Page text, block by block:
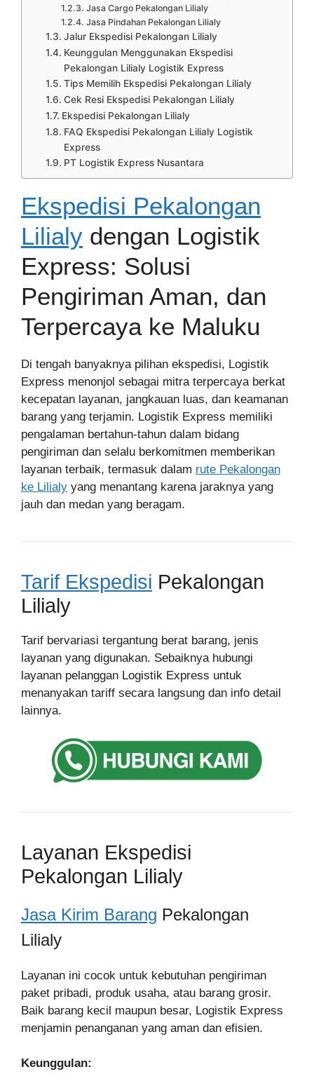
Jasa Cargo Pekalongan Lilialy
Jasa Pindahan Pekalongan Lilialy
Jalur Ekspedisi Pekalongan Lilialy
Keunggulan Menggunakan Ekspedisi
Pekalongan Lilialy Logistik Express
Tips Memilih Ekspedisi Pekalongan Lilialy
Cek Resi Ekspedisi Pekalongan Lilialy
Ekspedisi Pekalongan Lilialy
FAQ Ekspedisi Pekalongan Lilialy Logistik
Express
PT Logistik Express Nusantara
Ekspedisi Pekalongan
Lilialy dengan Logistik
Express: Solusi
Pengiriman Aman, dan
Terpercaya ke Maluku
Di tengah banyaknya pilihan ekspedisi, Logistik
Express menonjol sebagai mitra terpercaya berkat
kecepatan layanan, jangkauan luas, dan keamanan
barang yang terjamin. Logistik Express memiliki
pengalaman bertahun-tahun dalam bidang
pengiriman dan selalu berkomitmen memberikan
layanan terbaik, termasuk dalam rute Pekalongan
ke Lilialy yang menantang karena jaraknya yang
jauh dan medan yang beragam.
Tarif Ekspedisi Pekalongan
Lilialy
Tarif bervariasi tergantung berat barang, jenis
layanan yang digunakan. Sebaiknya hubungi
layanan pelanggan Logistik Express untuk
menanyakan tariff secara langsung dan info detail
lainnya.
Layanan Ekspedisi
Pekalongan Lilialy
Jasa Kirim Barang Pekalongan
Lilialy
Layanan ini cocok untuk kebutuhan pengiriman
paket pribadi, produk usaha, atau barang grosir.
Baik barang kecil maupun besar, Logistik Express
menjamin penanganan yang aman dan efisien.
Keunggulan: